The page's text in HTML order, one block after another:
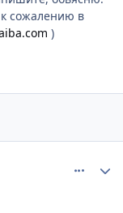
сожалению в
)